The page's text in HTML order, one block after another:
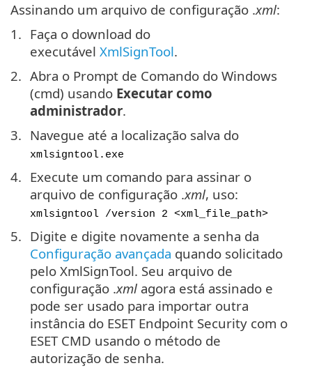
Assinando um arquivo de configuração .xml:
Faça o download do
executável XmlSignTool.
Abra o Prompt de Comando do Windows
(cmd) usando Executar como
administrador.
Navegue até a localização salva do
xmlsigntool.exe
Execute um comando para assinar o
arquivo de configuração .xml, uso:
xmlsigntool /version 2 <xml_file_path>
Digite e digite novamente a senha da
Configuração avançada quando solicitado
pelo XmlSignTool. Seu arquivo de
configuração .xml agora está assinado e
pode ser usado para importar outra
instância do ESET Endpoint Security com o
ESET CMD usando o método de
autorização de senha.